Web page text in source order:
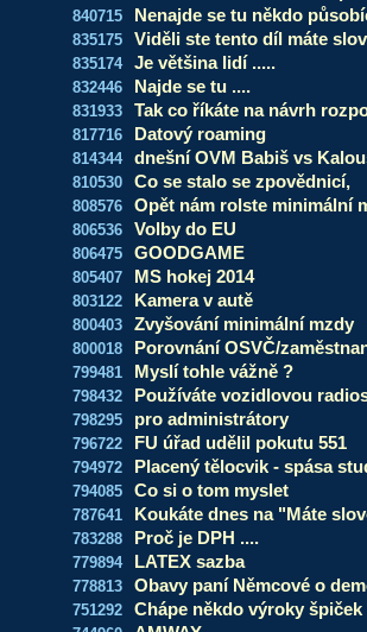
840715 Nenajde se tu někdo
835175 Viděli ste tento díl máte
835174 Je většina lidí .....
832446 Najde se tu ....
831933 Tak co říkáte na návrh
817716 Datový roaming
814344 dnešní OVM Babiš vs
810530 Co se stalo se zpovědnicí,
808576 Opět nám rolste minimální
806536 Volby do EU
806475 GOODGAME
805407 MS hokej 2014
803122 Kamera v autě
800403 Zvyšování minimální mzdy
800018 Porovnání OSVČ/
799481 Myslí tohle vážně ?
798432 Používáte vozidlovou
798295 pro administrátory
796722 FU úřad udělil pokutu 551
794972 Placený tělocvik - spása
794085 Co si o tom myslet
787641 Koukáte dnes na "Máte
783288 Proč je DPH ....
779894 LATEX sazba
778813 Obavy paní Němcové o
751292 Chápe někdo výroky špiček